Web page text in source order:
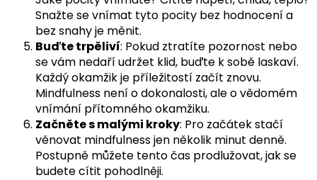
Snažte se vnímat tyto pocity bez hodnocení a
bez snahy je měnit.
Buďte trpěliví: Pokud ztratíte pozornost nebo
se vám nedaří udržet klid, buďte k sobě laskaví.
Každý okamžik je příležitostí začít znovu.
Mindfulness není o dokonalosti, ale o vědomém
vnímání přítomného okamžiku.
Začněte s malými kroky: Pro začátek stačí
věnovat mindfulness jen několik minut denně.
Postupně můžete tento čas prodlužovat, jak se
budete cítit pohodlněji.